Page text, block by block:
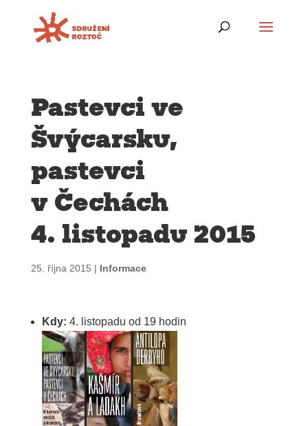
Pastevci ve
Švýcarsku,
pastevci
v Čechách
4. listopadu 2015
25. října 2015 | Informace
Kdy: 4. listopadu od 19 hodin